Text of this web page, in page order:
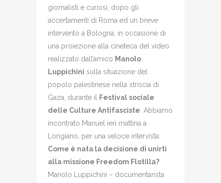
giornalisti e curiosi, dopo gli
accertamenti di Roma ed un breve
intervento a Bologna, in occasione di
una proiezione alla cineteca del video
realizzato dall’amico Manolo
Luppichini sulla situazione del
popolo palestinese nella striscia di
Gaza, durante il
Festival sociale
delle Culture Antifasciste . Abbiamo
incontrato Manuel ieri mattina a
Longiano, per una veloce intervista:
Come è nata la decisione di unirti
alla missione Freedom Flotilla?
Manolo Luppichini – documentarista